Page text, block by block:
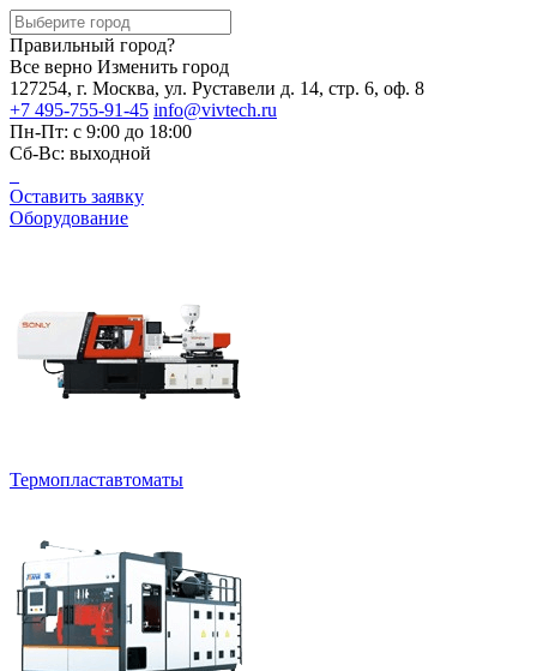
Правильный город?
Все верно Изменить город
127254, г. Москва, ул. Руставели д. 14, стр. 6, оф. 8
+7 495-755-91-45 info@vivtech.ru
Пн-Пт: с 9:00 до 18:00
Сб-Вс: выходной
Оставить заявку
Оборудование
Термопластавтоматы